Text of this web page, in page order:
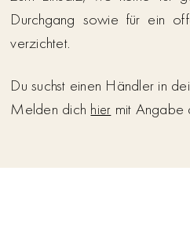
Durchgang sowie für ein
verzichtet.
Du suchst einen Händler in
Melden dich hier mit Angabe